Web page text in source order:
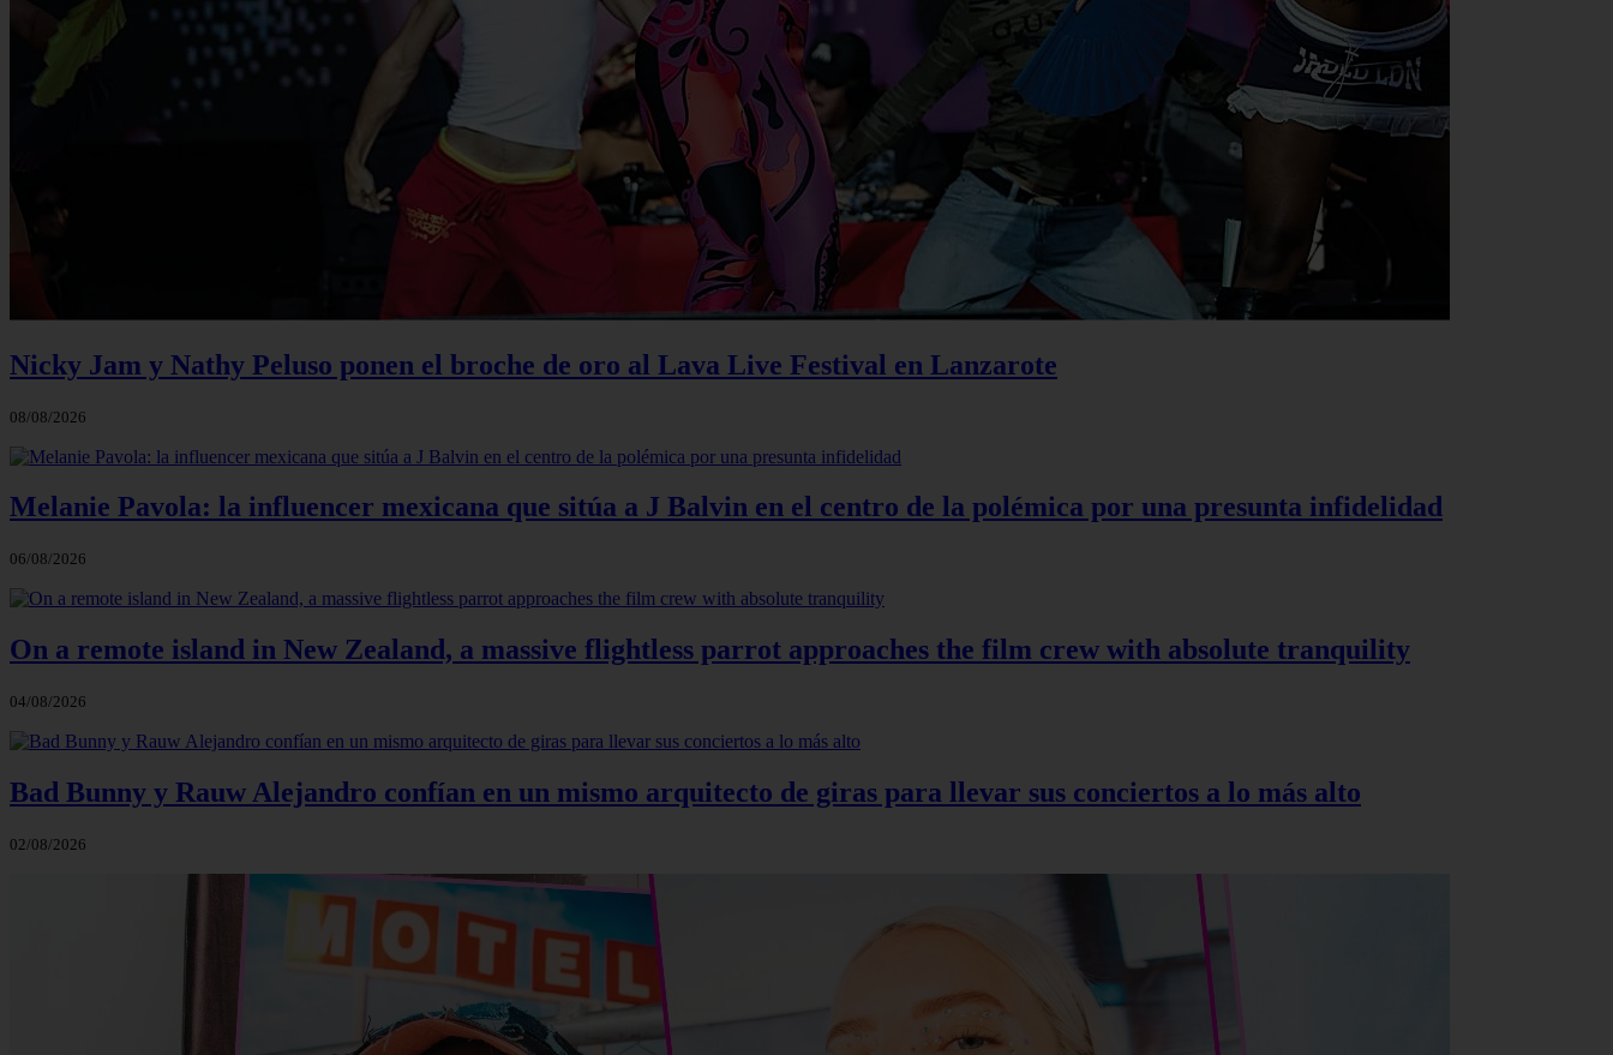
Nicky Jam y Nathy Peluso ponen el broche de oro al Lava Live Festival en Lanzarote
08/08/2026
Melanie Pavola: la influencer mexicana que sitúa a J Balvin en el centro de la polémica por una presunta infidelidad
06/08/2026
On a remote island in New Zealand, a massive flightless parrot approaches the film crew with absolute tranquility
04/08/2026
Bad Bunny y Rauw Alejandro confían en un mismo arquitecto de giras para llevar sus conciertos a lo más alto
02/08/2026